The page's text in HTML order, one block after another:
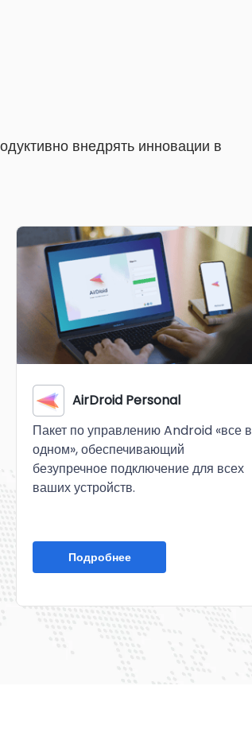
внедрять инновации в
AirDroid Personal
Пакет по управлению Android «все в
одном», обеспечивающий
безупречное подключение для всех
ваших устройств.
Подробнее